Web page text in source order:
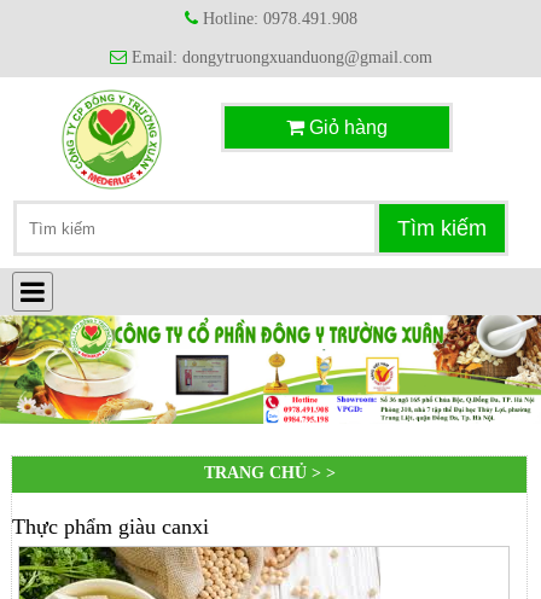
Hotline: 0978.491.908
Email: dongytruongxuanduong@gmail.com
Giỏ hàng
TRANG CHỦ > >
Thực phẩm giàu canxi